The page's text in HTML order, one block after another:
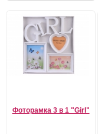
Фоторамка 3 в 1 "Girl"